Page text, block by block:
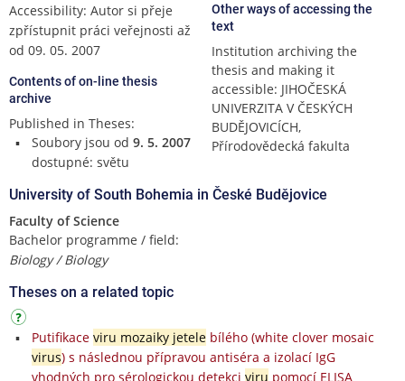
Accessibility: Autor si přeje
zpřístupnit práci veřejnosti až
od 09. 05. 2007
Contents of on-line thesis
archive
Published in Theses:
Soubory jsou od 9. 5. 2007
dostupné: světu
Other ways of accessing the
text
Institution archiving the
thesis and making it
accessible: JIHOČESKÁ
UNIVERZITA V ČESKÝCH
BUDĚJOVICÍCH,
Přírodovědecká fakulta
University of South Bohemia in České Budějovice
Faculty of Science
Bachelor programme / field:
Biology / Biology
Theses on a related topic
Putifikace viru mozaiky jetelebílého (white clover mosaic
virus) s následnou přípravou antiséra a izolací IgG
vhodných pro sérologickou detekci viru pomocí ELISA